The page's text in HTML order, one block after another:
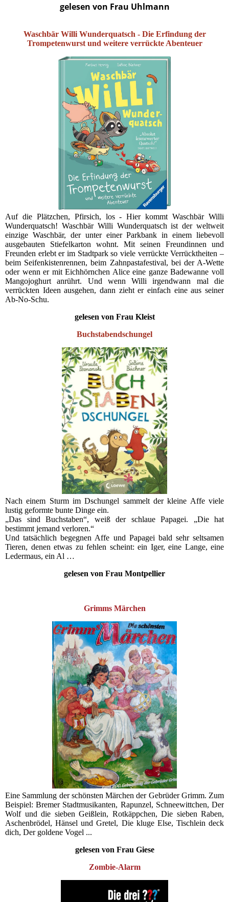
gelesen von Frau Uhlmann
Waschbär Willi Wunderquatsch - Die Erfindung der
Trompetenwurst und weitere verrückte Abenteuer
Auf die Plätzchen, Pfirsich, los - Hier kommt Waschbär Willi
Wunderquatsch! Waschbär Willi Wunderquatsch ist der weltweit
einzige Waschbär, der unter einer Parkbank in einem liebevoll
ausgebauten Stiefelkarton wohnt. Mit seinen Freundinnen und
Freunden erlebt er im Stadtpark so viele verrückte Verrücktheiten –
beim Seifenkistenrennen, beim Zahnpastafestival, bei der A-Wette
oder wenn er mit Eichhörnchen Alice eine ganze Badewanne voll
Mangojoghurt anrührt. Und wenn Willi irgendwann mal die
verrückten Ideen ausgehen, dann zieht er einfach eine aus seiner
Ab-No-Schu.
gelesen von Frau Kleist
Buchstabendschungel
Nach einem Sturm im Dschungel sammelt der kleine Affe viele
lustig geformte bunte Dinge ein.
„Das sind Buchstaben“, weiß der schlaue Papagei. „Die hat
bestimmt jemand verloren.“
Und tatsächlich begegnen Affe und Papagei bald sehr seltsamen
Tieren, denen etwas zu fehlen scheint: ein Iger, eine Lange, eine
Ledermaus, ein Al …
gelesen von Frau Montpellier
Grimms Märchen
Eine Sammlung der schönsten Märchen der Gebrüder Grimm. Zum
Beispiel: Bremer Stadtmusikanten, Rapunzel, Schneewittchen, Der
Wolf und die sieben Geißlein, Rotkäppchen, Die sieben Raben,
Aschenbrödel, Hänsel und Gretel, Die kluge Else, Tischlein deck
dich, Der goldene Vogel ...
gelesen von Frau Giese
Zombie-Alarm